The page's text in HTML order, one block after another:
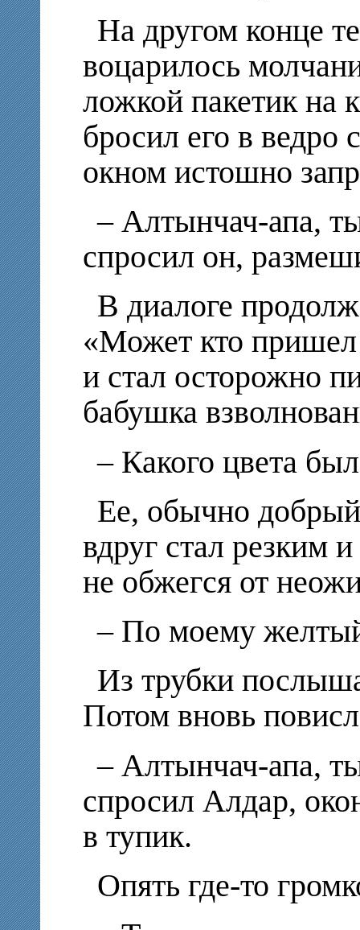
На другом конце
воцарилось
ложкой пакетик на
бросил его в ведро
окном истошно
– Алтынчач-апа,
спросил он,
В диалоге
«Может кто
и стал осторожно
бабушка
– Какого цвета
Ее, обычно
вдруг стал резким
не обжегся от
– По моему
Из трубки
Потом вновь
– Алтынчач-апа,
спросил Алдар,
в тупик.
Опять где-то